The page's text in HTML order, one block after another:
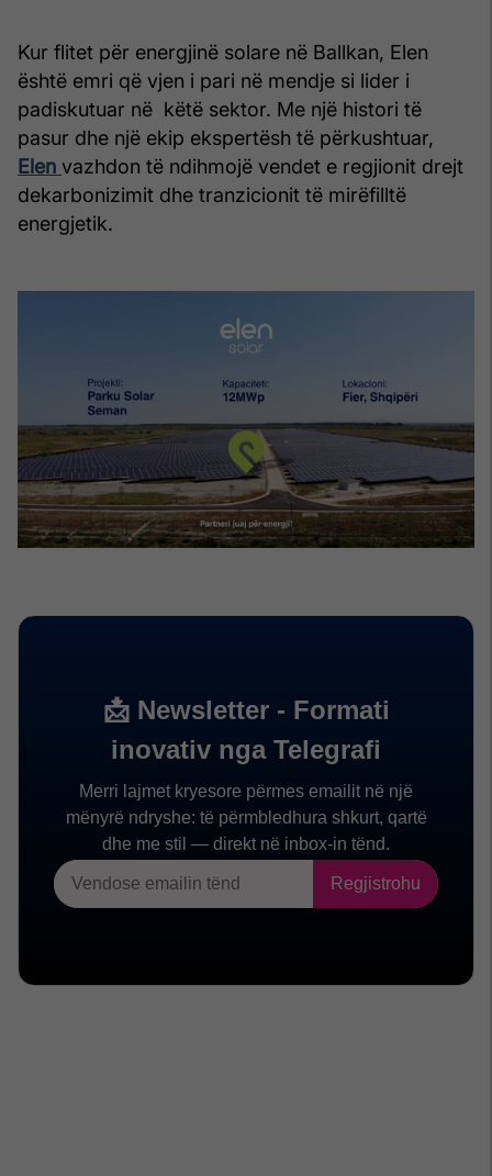
Kur flitet për energjinë solare në Ballkan, Elen
është emri që vjen i pari në mendje si lider i
padiskutuar në këtë sektor. Me një histori të
pasur dhe një ekip ekspertësh të përkushtuar,
Elen vazhdon të ndihmojë vendet e regjionit drejt
dekarbonizimit dhe tranzicionit të mirëfilltë
energjetik.